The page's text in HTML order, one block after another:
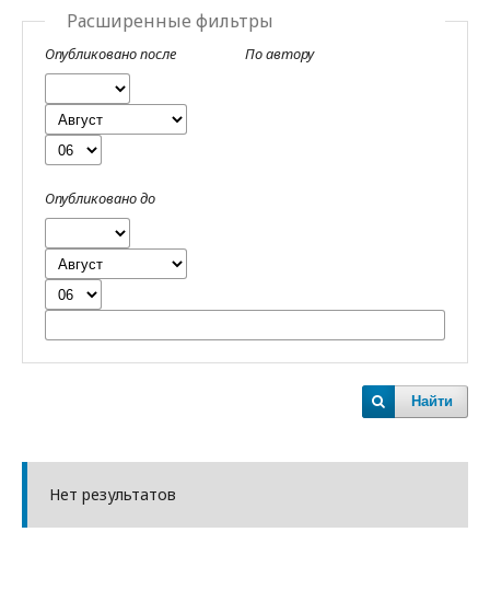
Расширенные фильтры
Опубликовано после
Опубликовано до
По автору
Найти
Нет результатов